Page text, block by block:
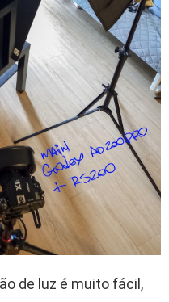
de luz é muito fácil,